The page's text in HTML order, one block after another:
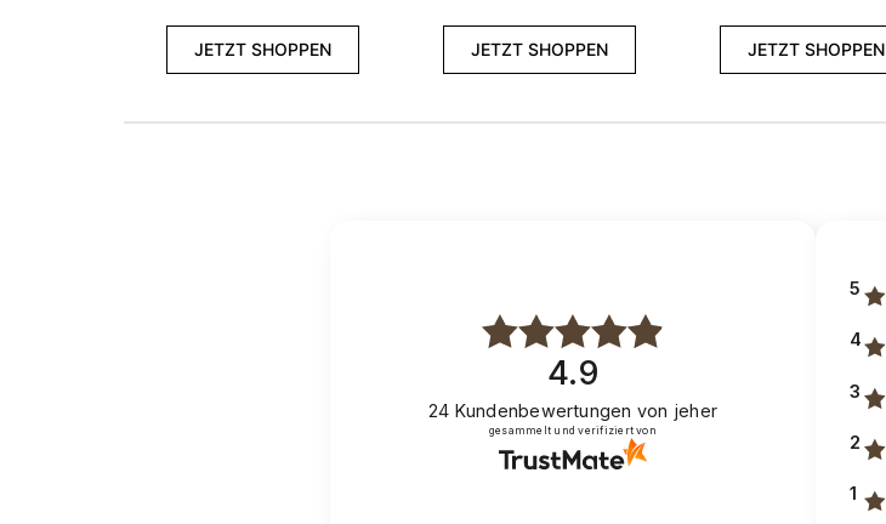
JETZT SHOPPEN JETZT SHOPPEN JETZT SHOPPEN
4.9
24 Kundenbewertungen von jeher
gesammelt und verifiziert von
5
4
3
2
1